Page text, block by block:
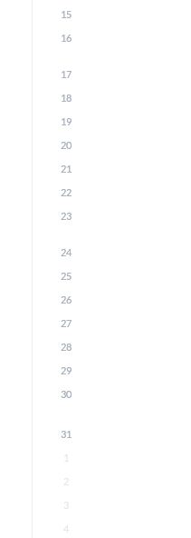
15
16
17
18
19
20
21
22
23
24
25
26
27
28
29
30
31
1
2
3
4